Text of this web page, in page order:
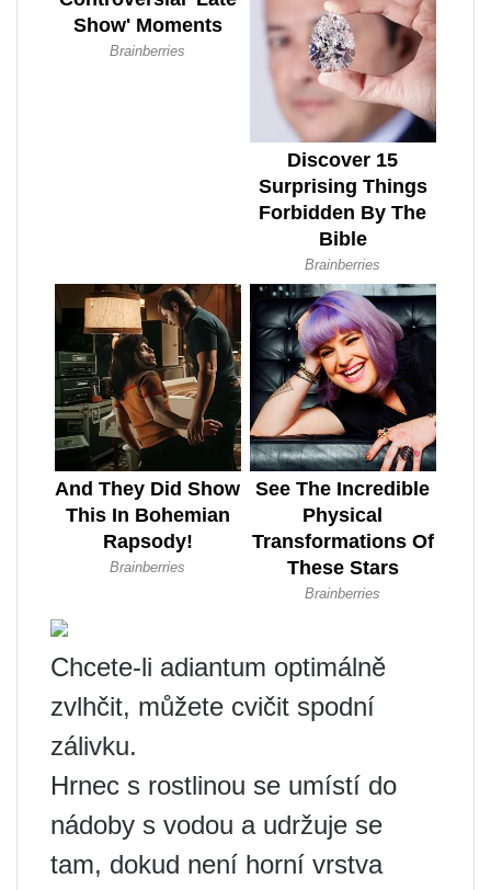
Chcete-li adiantum optimálně
zvlhčit, můžete cvičit spodní
zálivku.
Hrnec s rostlinou se umístí do
nádoby s vodou a udržuje se
tam, dokud není horní vrstva